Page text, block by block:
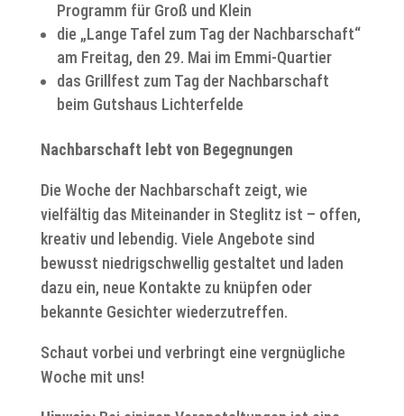
Programm für Groß und Klein
die „Lange Tafel zum Tag der Nachbarschaft“
am Freitag, den 29. Mai im Emmi-Quartier
das Grillfest zum Tag der Nachbarschaft
beim Gutshaus Lichterfelde
Nachbarschaft lebt von Begegnungen
Die Woche der Nachbarschaft zeigt, wie
vielfältig das Miteinander in Steglitz ist – offen,
kreativ und lebendig. Viele Angebote sind
bewusst niedrigschwellig gestaltet und laden
dazu ein, neue Kontakte zu knüpfen oder
bekannte Gesichter wiederzutreffen.
Schaut vorbei und verbringt eine vergnügliche
Woche mit uns!